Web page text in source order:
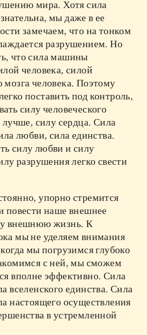
мира. Хотя сила
мы даже в ее
замечаем, что на тонком
разрушением. Но
что сила машины
человека, силой
мозга человека. Поэтому
поставить под контроль,
силу человеческого
лучше, силу сердца. Сила
любви, сила единства.
силу любви и силу
разрушения легко свести
упорно стремится
повести наше внешнее
внешнюю жизнь. К
мы не уделяем внимания
мы погрузимся глубоко
с ней, мы сможем
вполне эффективно. Сила
вселенского единства. Сила
настоящего осуществления
в устремленной